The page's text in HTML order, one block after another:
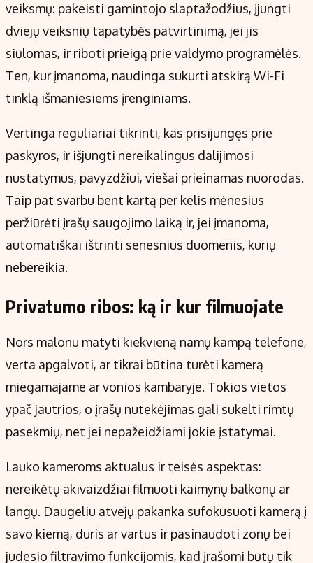
veiksmų: pakeisti gamintojo slaptažodžius, įjungti
dviejų veiksnių tapatybės patvirtinimą, jei jis
siūlomas, ir riboti prieigą prie valdymo programėlės.
Ten, kur įmanoma, naudinga sukurti atskirą Wi-Fi
tinklą išmaniesiems įrenginiams.
Vertinga reguliariai tikrinti, kas prisijungęs prie
paskyros, ir išjungti nereikalingus dalijimosi
nustatymus, pavyzdžiui, viešai prieinamas nuorodas.
Taip pat svarbu bent kartą per kelis mėnesius
peržiūrėti įrašų saugojimo laiką ir, jei įmanoma,
automatiškai ištrinti senesnius duomenis, kurių
nebereikia.
Privatumo ribos: ką ir kur filmuojate
Nors malonu matyti kiekvieną namų kampą telefone,
verta apgalvoti, ar tikrai būtina turėti kamerą
miegamajame ar vonios kambaryje. Tokios vietos
ypač jautrios, o įrašų nutekėjimas gali sukelti rimtų
pasekmių, net jei nepažeidžiami jokie įstatymai.
Lauko kameroms aktualus ir teisės aspektas:
nereikėtų akivaizdžiai filmuoti kaimynų balkonų ar
langų. Daugeliu atvejų pakanka sufokusuoti kamerą į
savo kiemą, duris ar vartus ir pasinaudoti zonų bei
judesio filtravimo funkcijomis, kad įrašomi būtų tik